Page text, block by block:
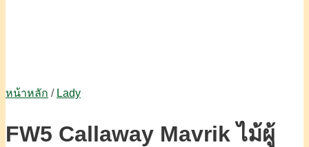
หน้าหลัก / Lady
FW5 Callaway Mavrik ไม้ผู้